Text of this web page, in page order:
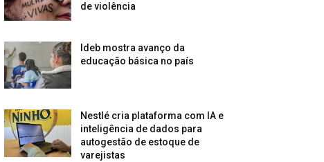
de violência
Ideb mostra avanço da
educação básica no país
Nestlé cria plataforma com IA e
inteligência de dados para
autogestão de estoque de
varejistas